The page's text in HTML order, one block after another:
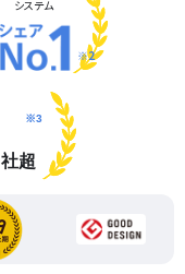
システム
※2
社超
※3